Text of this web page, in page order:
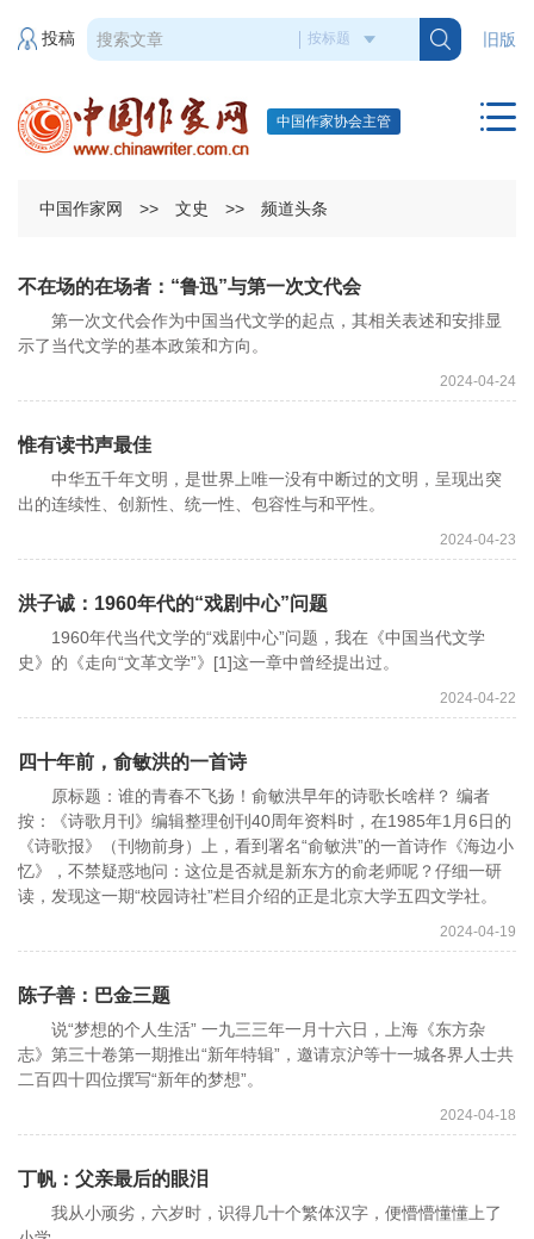
旧版
投稿
中国作家协会主管
中国作家网 >> 文史 >> 频道头条
不在场的在场者：“鲁迅”与第一次文代会
第一次文代会作为中国当代文学的起点，其相关表述和安排显
示了当代文学的基本政策和方向。
2024-04-24
惟有读书声最佳
中华五千年文明，是世界上唯一没有中断过的文明，呈现出突
出的连续性、创新性、统一性、包容性与和平性。
2024-04-23
洪子诚：1960年代的“戏剧中心”问题
1960年代当代文学的“戏剧中心”问题，我在《中国当代文学
史》的《走向“文革文学”》[1]这一章中曾经提出过。
2024-04-22
四十年前，俞敏洪的一首诗
原标题：谁的青春不飞扬！俞敏洪早年的诗歌长啥样？ 编者
按：《诗歌月刊》编辑整理创刊40周年资料时，在1985年1月6日的
《诗歌报》（刊物前身）上，看到署名“俞敏洪”的一首诗作《海边小
忆》，不禁疑惑地问：这位是否就是新东方的俞老师呢？仔细一研
读，发现这一期“校园诗社”栏目介绍的正是北京大学五四文学社。
2024-04-19
陈子善：巴金三题
说“梦想的个人生活” 一九三三年一月十六日，上海《东方杂
志》第三十卷第一期推出“新年特辑”，邀请京沪等十一城各界人士共
二百四十四位撰写“新年的梦想”。
2024-04-18
丁帆：父亲最后的眼泪
我从小顽劣，六岁时，识得几十个繁体汉字，便懵懵懂懂上了